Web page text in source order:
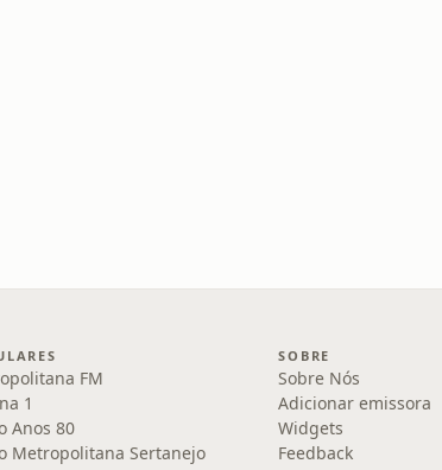
FM
1
Anos 80
Metropolitana Sertanejo
SOBRE
Sobre Nós
Adicionar emissora
Widgets
Feedback